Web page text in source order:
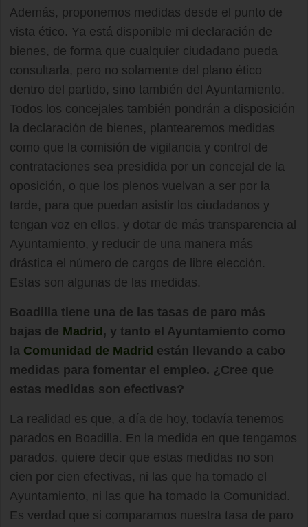
Además, proponemos medidas desde el punto de
vista ético. Ya está disponible mi declaración de
bienes, de forma que cualquier ciudadano pueda
consultarla, pero no solamente del plano ético
dentro del partido, sino también del Ayuntamiento.
Todos los concejales también pondrán a disposición
la declaración de bienes, plantearemos medidas
como que la comisión de vigilancia y control de
contrataciones sea presidida por un concejal de la
oposición, o que los plenos vuelvan a ser por la
tarde, para que puedan asistir los ciudadanos y
tengan voz en ellos, y dotar de más transparencia al
Ayuntamiento, y reducir de una manera más
drástica el número de cargos de libre elección.
Estas son algunas de las medidas.
Boadilla tiene una de las tasas de paro más
bajas de Madrid , y tanto el Ayuntamiento como
la Comunidad de Madrid están llevando a cabo
medidas para fomentar el empleo. ¿Cree que
estas medidas son efectivas?
La realidad es que, a día de hoy, todavía tenemos
parados en Boadilla. En la medida en que tengamos
parados, quiere decir que estas medidas no son
cien por cien efectivas, ni las que ha tomado el
Ayuntamiento, ni las que ha tomado la Comunidad.
Es verdad que si comparamos nuestra tasa de paro